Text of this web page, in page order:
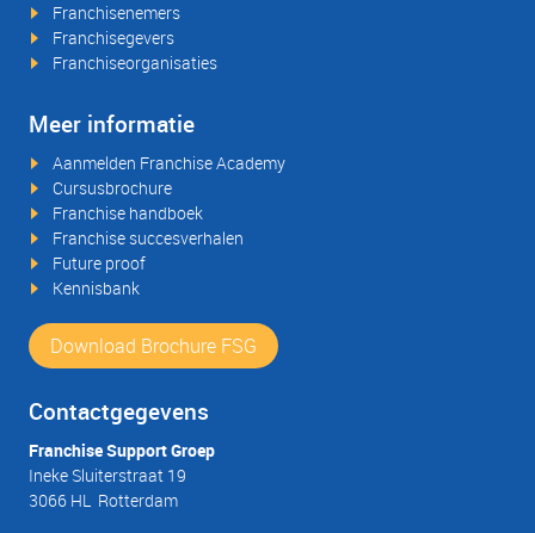
Franchisenemers
Franchisegevers
Franchiseorganisaties
Meer informatie
Aanmelden Franchise Academy
Cursusbrochure
Franchise handboek
Franchise succesverhalen
Future proof
Kennisbank
Download Brochure FSG
Contactgegevens
Franchise Support Groep
Ineke Sluiterstraat 19
3066 HL Rotterdam